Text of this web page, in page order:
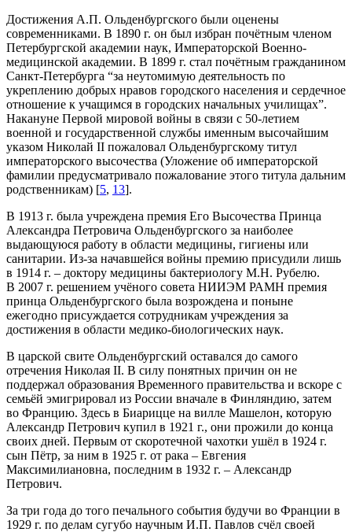
Достижения А.П. Ольденбургского были оценены
современниками. В 1890 г. он был избран почётным членом
Петербургской академии наук, Императорской Военно-
медицинской академии. В 1899 г. стал почётным гражданином
Санкт-Петербурга “за неутомимую деятельность по
укреплению добрых нравов городского населения и сердечное
отношение к учащимся в городских начальных училищах”.
Накануне Первой мировой войны в связи с 50-летием
военной и государственной службы именным высочайшим
указом Николай II пожаловал Ольденбургскому титул
императорского высочества (Уложение об императорской
фамилии предусматривало пожалование этого титула дальним
родственникам) [5, 13].
В 1913 г. была учреждена премия Его Высочества Принца
Александра Петровича Ольденбургского за наиболее
выдающуюся работу в области медицины, гигиены или
санитарии. Из-за начавшейся войны премию присудили лишь
в 1914 г. – доктору медицины бактериологу М.Н. Рубелю.
В 2007 г. решением учёного совета НИИЭМ РАМН премия
принца Ольденбургского была возрождена и поныне
ежегодно присуждается сотрудникам учреждения за
достижения в области медико-биологических наук.
В царской свите Ольденбургский оставался до самого
отречения Николая II. В силу понятных причин он не
поддержал образования Временного правительства и вскоре с
семьёй эмигрировал из России вначале в Финляндию, затем
во Францию. Здесь в Биарицце на вилле Машелон, которую
Александр Петрович купил в 1921 г., они прожили до конца
своих дней. Первым от скоротечной чахотки ушёл в 1924 г.
сын Пётр, за ним в 1925 г. от рака – Евгения
Максимилиановна, последним в 1932 г. – Александр
Петрович.
За три года до того печального события будучи во Франции в
1929 г. по делам сугубо научным И.П. Павлов счёл своей